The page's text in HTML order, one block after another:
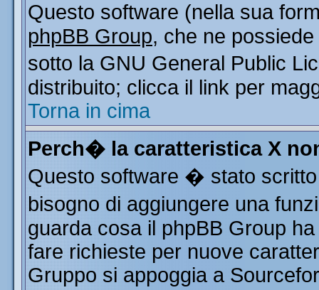
Questo software (nella sua
phpBB Group, che ne
sotto la GNU General Public
distribuito; clicca il link per
Torna in cima
Perch� la caratteristica X
Questo software � stato
bisogno di aggiungere una
guarda cosa il phpBB Group
fare richieste per nuove
Gruppo si appoggia a